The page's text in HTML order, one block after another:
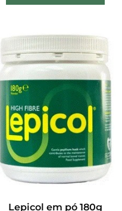
Lepicol em pó 180g